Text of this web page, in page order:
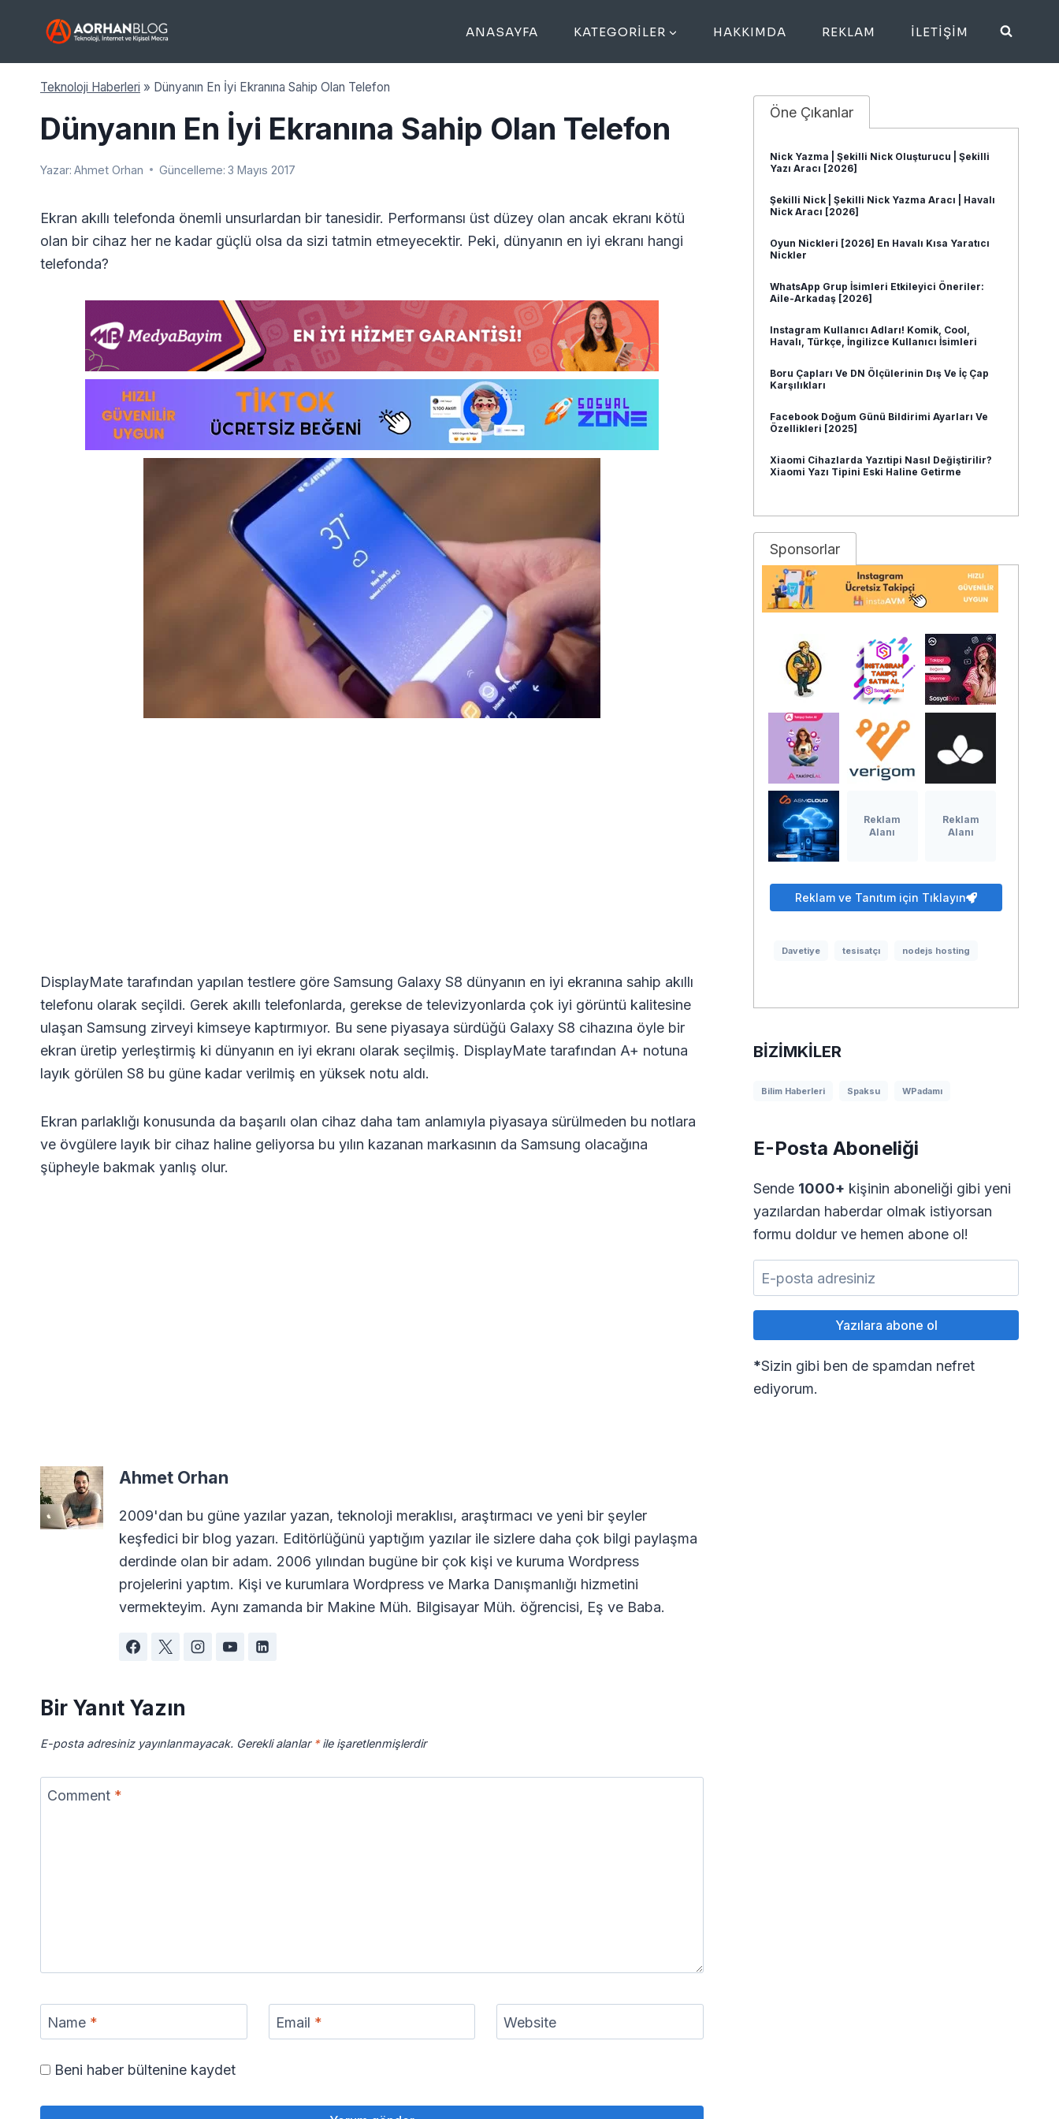
ANASAYFA KATEGORILER HAKKIMDA REKLAM İLETIŞIM
Teknoloji Haberleri » Dünyanın En İyi Ekranına Sahip Olan Telefon
Dünyanın En İyi Ekranına Sahip Olan Telefon
Yazar: Ahmet Orhan Güncelleme: 3 Mayıs 2017
Ekran akıllı telefonda önemli unsurlardan bir tanesidir. Performansı üst düzey olan ancak ekranı kötü
olan bir cihaz her ne kadar güçlü olsa da sizi tatmin etmeyecektir. Peki, dünyanın en iyi ekranı hangi
telefonda?
DisplayMate tarafından yapılan testlere göre Samsung Galaxy S8 dünyanın en iyi ekranına sahip akıllı
telefonu olarak seçildi. Gerek akıllı telefonlarda, gerekse de televizyonlarda çok iyi görüntü kalitesine
ulaşan Samsung zirveyi kimseye kaptırmıyor. Bu sene piyasaya sürdüğü Galaxy S8 cihazına öyle bir
ekran üretip yerleştirmiş ki dünyanın en iyi ekranı olarak seçilmiş. DisplayMate tarafından A+ notuna
layık görülen S8 bu güne kadar verilmiş en yüksek notu aldı.
Ekran parlaklığı konusunda da başarılı olan cihaz daha tam anlamıyla piyasaya sürülmeden bu notlara
ve övgülere layık bir cihaz haline geliyorsa bu yılın kazanan markasının da Samsung olacağına
şüpheyle bakmak yanlış olur.
Ahmet Orhan
2009'dan bu güne yazılar yazan, teknoloji meraklısı, araştırmacı ve yeni bir şeyler
keşfedici bir blog yazarı. Editörlüğünü yaptığım yazılar ile sizlere daha çok bilgi paylaşma
derdinde olan bir adam. 2006 yılından bugüne bir çok kişi ve kuruma Wordpress
projelerini yaptım. Kişi ve kurumlara Wordpress ve Marka Danışmanlığı hizmetini
vermekteyim. Aynı zamanda bir Makine Müh. Bilgisayar Müh. öğrencisi, Eş ve Baba.
Bir Yanıt Yazın
E-posta adresiniz yayınlanmayacak. Gerekli alanlar *ile işaretlenmişlerdir
Comment *
Name * Email * Website
Beni haber bültenine kaydet
Öne Çıkanlar
Nick Yazma | Şekilli Nick Oluşturucu | Şekilli
Yazı Aracı [2026]
Şekilli Nick | Şekilli Nick Yazma Aracı | Havalı
Nick Aracı [2026]
Oyun Nickleri [2026] En Havalı Kısa Yaratıcı
Nickler
WhatsApp Grup İsimleri Etkileyici Öneriler:
Aile-Arkadaş [2026]
Instagram Kullanıcı Adları! Komik, Cool,
Havalı, Türkçe, İngilizce Kullanıcı İsimleri
Boru Çapları Ve DN Ölçülerinin Dış Ve İç Çap
Karşılıkları
Facebook Doğum Günü Bildirimi Ayarları Ve
Özellikleri [2025]
Xiaomi Cihazlarda Yazıtipi Nasıl Değiştirilir?
Xiaomi Yazı Tipini Eski Haline Getirme
Sponsorlar
Reklam
Alanı
Reklam
Alanı
Reklam ve Tanıtım için Tıklayın
Davetiye tesisatçı nodejs hosting
BIZIMKILER
Bilim Haberleri Spaksu WPadamı
E-Posta Aboneliği
Sende 1000+ kişinin aboneliği gibi yeni
yazılardan haberdar olmak istiyorsan
formu doldur ve hemen abone ol!
*Sizin gibi ben de spamdan nefret
ediyorum.